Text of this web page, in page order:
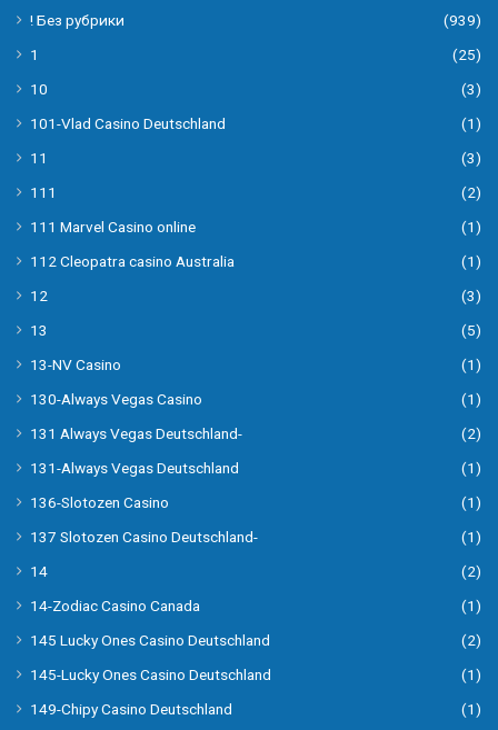
! Без рубрики
(939)
1
(25)
10
(3)
101-Vlad Casino Deutschland
(1)
11
(3)
111
(2)
111 Marvel Casino online
(1)
112 Cleopatra casino Australia
(1)
12
(3)
13
(5)
13-NV Casino
(1)
130-Always Vegas Casino
(1)
131 Always Vegas Deutschland-
(2)
131-Always Vegas Deutschland
(1)
136-Slotozen Casino
(1)
137 Slotozen Casino Deutschland-
(1)
14
(2)
14-Zodiac Casino Canada
(1)
145 Lucky Ones Casino Deutschland
(2)
145-Lucky Ones Casino Deutschland
(1)
149-Chipy Casino Deutschland
(1)